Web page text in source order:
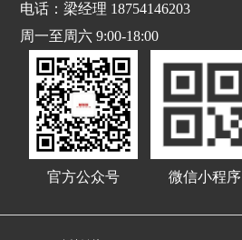
电话：梁经理 18754146203
周一至周六 9:00-18:00
官方公众号 微信小程序